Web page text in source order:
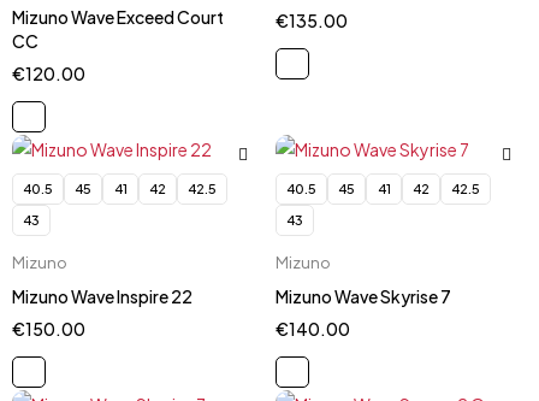
Mizuno Wave Exceed Court
CC
€120.00
€135.00
40.5 45 41 42
42.5
43
Mizuno
Mizuno Wave Inspire 22
€150.00
40.5 45 41 42
42.5
43
Mizuno
Mizuno Wave Skyrise 7
€140.00